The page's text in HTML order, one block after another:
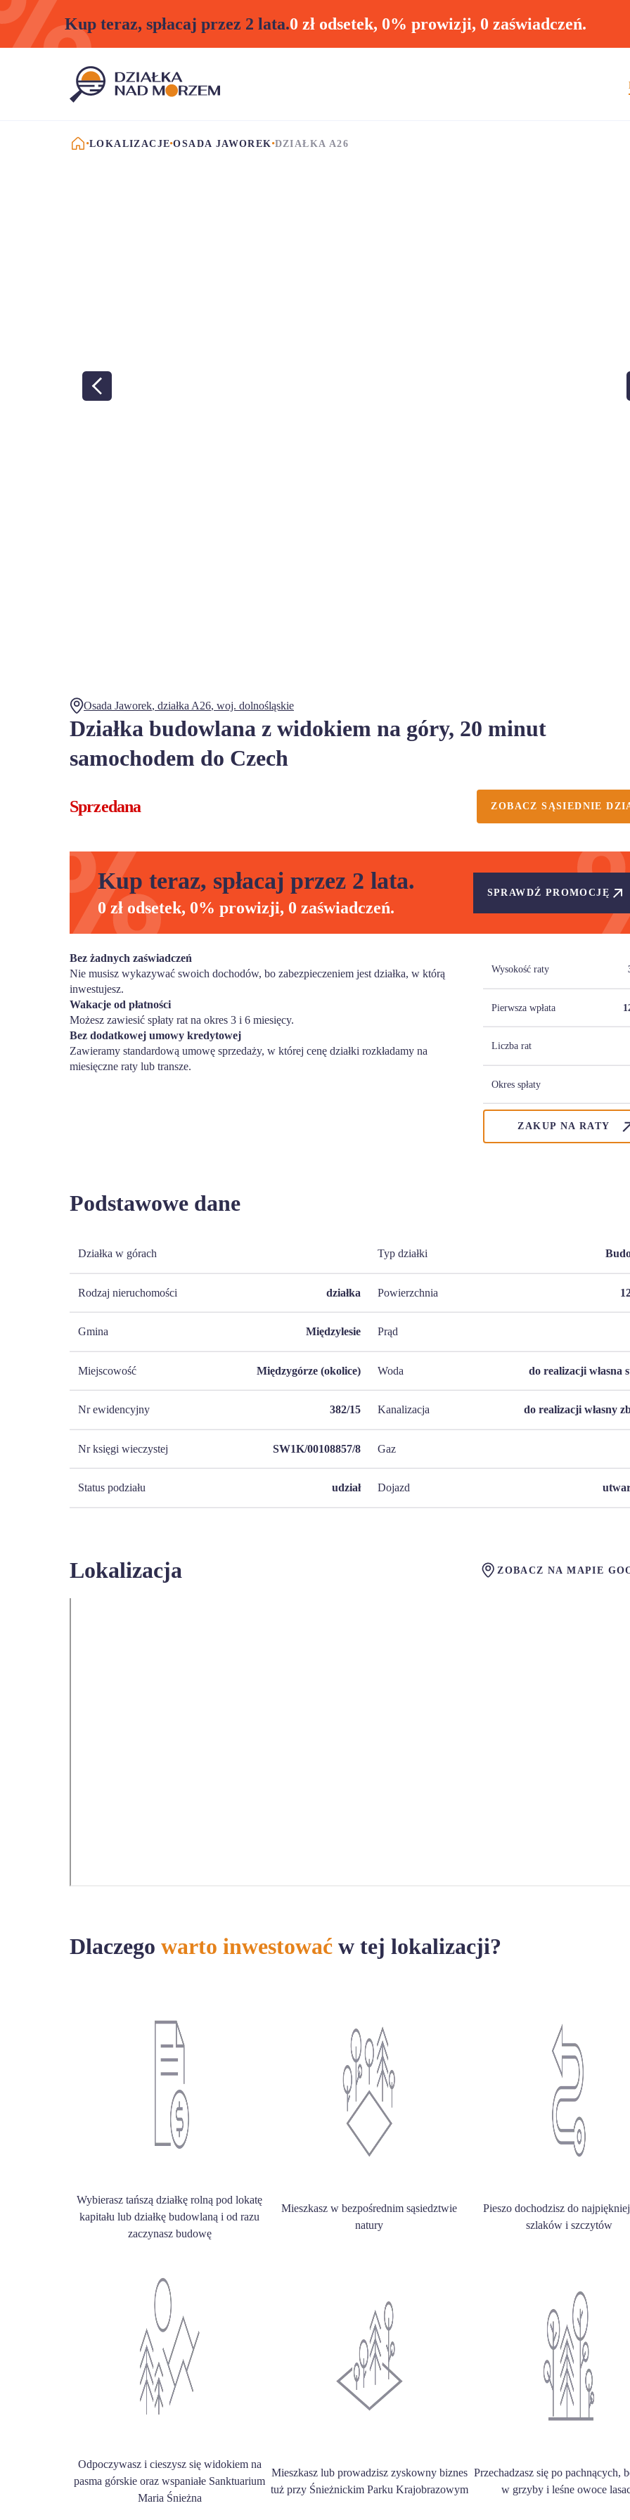
Kup teraz, spłacaj przez 2 lata.0 zł odsetek, 0% prowizji, 0 zaświadczeń.
STRONA GŁÓWNA
LOKALIZACJE OSADA JAWOREK DZIAŁKA A26
Osada Jaworek, działka A26, woj. dolnośląskie
Działka budowlana z widokiem na góry, 20 minut
samochodem do Czech
Sprzedana ZOBACZ SĄSIEDNIE
Kup teraz, spłacaj przez 2 lata.
0 zł odsetek, 0% prowizji, 0 zaświadczeń.
SPRAWDŹ PROMOCJĘ
Bez żadnych zaświadczeń
Nie musisz wykazywać swoich dochodów, bo zabezpieczeniem jest działka, w którą
inwestujesz.
Wakacje od płatności
Możesz zawiesić spłaty rat na okres 3 i 6 miesięcy.
Bez dodatkowej umowy kredytowej
Zawieramy standardową umowę sprzedaży, w której cenę działki rozkładamy na
miesięczne raty lub transze.
Wysokość raty
Pierwsza wpłata
Liczba rat
Okres spłaty
ZAKUP NA RATY
Podstawowe dane
Działka w górach
Rodzaj nieruchomości działka
Gmina Międzylesie
Miejscowość Międzygórze (okolice)
Nr ewidencyjny 382/15
Nr księgi wieczystej SW1K/00108857/8
Status podziału udział
Typ działki
Powierzchnia
Prąd
Woda do realizacji własna
Kanalizacja do realizacji własny
Gaz
Dojazd
Lokalizacja ZOBACZ NA MAPIE
Dlaczego warto inwestować w tej lokalizacji?
Wybierasz tańszą działkę rolną pod lokatę
kapitału lub działkę budowlaną i od razu
zaczynasz budowę
Mieszkasz w bezpośrednim sąsiedztwie
natury
Pieszo dochodzisz do
szlaków i szczytów
Odpoczywasz i cieszysz się widokiem na
pasma górskie oraz wspaniałe Sanktuarium
Maria Śnieżna
Mieszkasz lub prowadzisz zyskowny biznes
tuż przy Śnieżnickim Parku Krajobrazowym
Przechadzasz się po pachnących,
w grzyby i leśne owoce